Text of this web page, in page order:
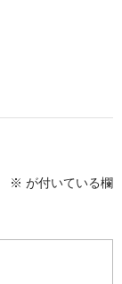
※ が付いている欄